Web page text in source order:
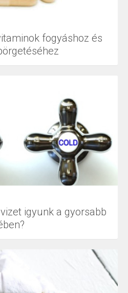
fogyáshoz és
igyunk a gyorsabb